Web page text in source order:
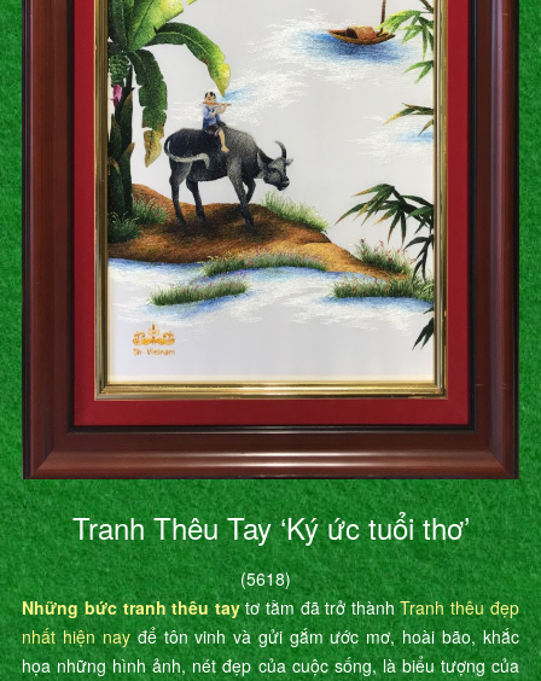
Tranh Thêu Tay ‘Ký ức tuổi thơ’
(5618)
Những bức tranh thêu taytơ tằm đã trở thànhTranh thêu đẹp
nhất hiện nayđể tôn vinh và gửi gắm ước mơ, hoài bão, khắc
họa những hình ảnh, nét đẹp của cuộc sống, là biểu tượng của